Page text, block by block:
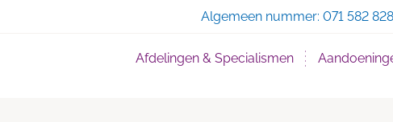
Algemeen nummer: 071 582
Afdelingen & Specialismen